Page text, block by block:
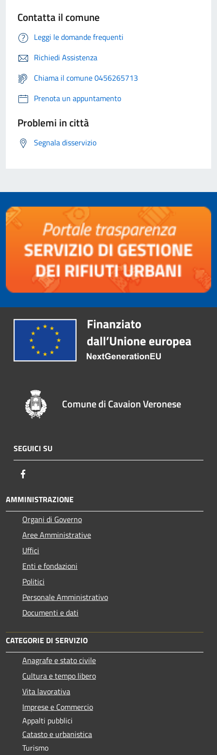
Contatta il comune
Leggi le domande frequenti
Richiedi Assistenza
Chiama il comune 0456265713
Prenota un appuntamento
Problemi in città
Segnala disservizio
Comune di Cavaion Veronese
SEGUICI SU
AMMINISTRAZIONE
Organi di Governo
Aree Amministrative
Uffici
Enti e fondazioni
Politici
Personale Amministrativo
Documenti e dati
CATEGORIE DI SERVIZIO
Anagrafe e stato civile
Cultura e tempo libero
Vita lavorativa
Imprese e Commercio
Appalti pubblici
Catasto e urbanistica
Turismo